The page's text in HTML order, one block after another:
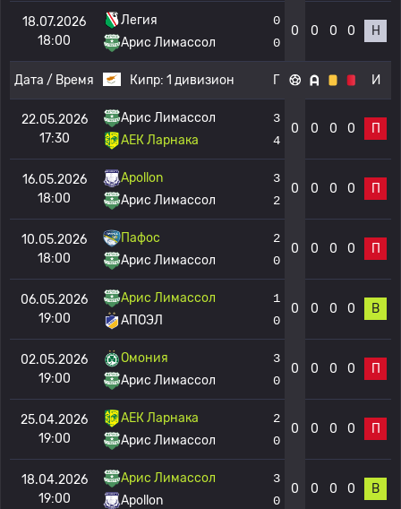
18.07.2026
18:00
Легия
Арис Лимассол
0
0
0 0 0 0 Н
Дата / Время Кипр: 1 дивизион Г И
22.05.2026
17:30
Арис Лимассол
АЕК Ларнака
3
4
0 0 0 0 П
16.05.2026
18:00
Apollon
Арис Лимассол
3
2
0 0 0 0 П
10.05.2026
18:00
Пафос
Арис Лимассол
2
0
0 0 0 0 П
06.05.2026
19:00
Арис Лимассол
АПОЭЛ
1
0
0 0 0 0 В
02.05.2026
19:00
Омония
Арис Лимассол
3
0
0 0 0 0 П
25.04.2026
19:00
АЕК Ларнака
Арис Лимассол
2
0
0 0 0 0 П
18.04.2026
19:00
Арис Лимассол
Apollon
3
0
0 0 0 0 В